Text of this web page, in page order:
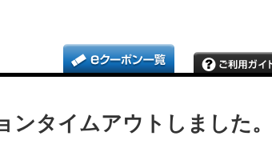
タイムアウトしました。